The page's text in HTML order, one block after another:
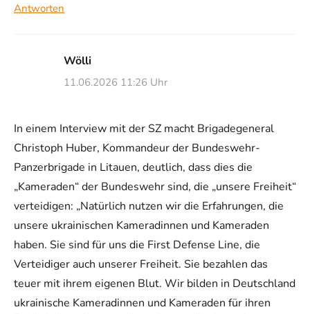
Antworten
Wölli
11.06.2026 11:26 Uhr
In einem Interview mit der SZ macht Brigadegeneral
Christoph Huber, Kommandeur der Bundeswehr-
Panzerbrigade in Litauen, deutlich, dass dies die
„Kameraden“ der Bundeswehr sind, die „unsere Freiheit“
verteidigen: „Natürlich nutzen wir die Erfahrungen, die
unsere ukrainischen Kameradinnen und Kameraden
haben. Sie sind für uns die First Defense Line, die
Verteidiger auch unserer Freiheit. Sie bezahlen das
teuer mit ihrem eigenen Blut. Wir bilden in Deutschland
ukrainische Kameradinnen und Kameraden für ihren